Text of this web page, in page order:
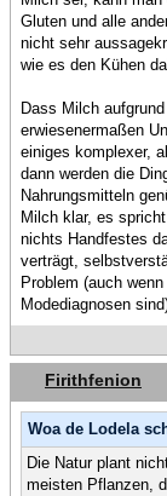
Gluten und alle
nicht sehr
wie es den Kühen
Dass Milch
erwiesenermaßen
einiges komplexer,
dann werden die
Nahrungsmitteln
Milch klar, es
nichts Handfestes
verträgt,
Problem (auch
Modediagnosen
Firithfenion
Woa de Lodela
Die Natur plant
meisten Pflanzen,